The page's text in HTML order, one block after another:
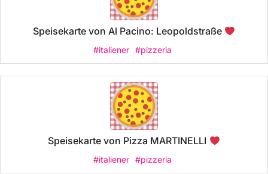
Speisekarte von Al Pacino: Leopoldstraße
#italiener #pizzeria
Speisekarte von Pizza MARTINELLI
#italiener #pizzeria